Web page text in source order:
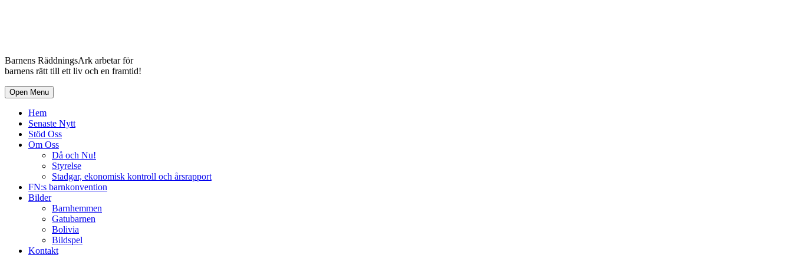
Barnens RäddningsArk arbetar för
barnens rätt till ett liv och en framtid!
Open Menu
Hem
Senaste Nytt
Stöd Oss
Om Oss
Då och Nu!
Styrelse
Stadgar, ekonomisk kontroll och årsrapport
FN:s barnkonvention
Bilder
Barnhemmen
Gatubarnen
Bolivia
Bildspel
Kontakt